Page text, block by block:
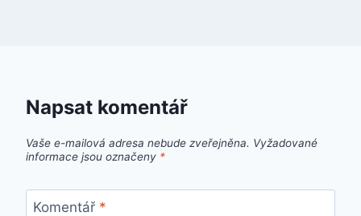
Napsat komentář
Vaše e-mailová adresa nebude zveřejněna. Vyžadované
informace jsou označeny *
Komentář *